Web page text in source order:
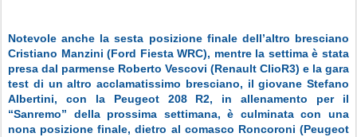
Notevole anche la sesta posizione finale dell’altro bresciano
Cristiano Manzini (Ford Fiesta WRC), mentre la settima è stata
presa dal parmense Roberto Vescovi (Renault ClioR3) e la gara
test di un altro acclamatissimo bresciano, il giovane Stefano
Albertini, con la Peugeot 208 R2, in allenamento per il
“Sanremo” della prossima settimana, è culminata con una
nona posizione finale, dietro al comasco Roncoroni (Peugeot